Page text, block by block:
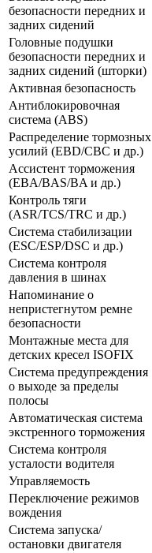
безопасности передних и
задних сидений
Головные подушки
безопасности передних и
задних сидений (шторки)
Активная безопасность
Антиблокировочная
система (ABS)
Распределение тормозных
усилий (EBD/CBC и др.)
Ассистент торможения
(EBA/BAS/BA и др.)
Контроль тяги
(ASR/TCS/TRC и др.)
Система стабилизации
(ESC/ESP/DSC и др.)
Система контроля
давления в шинах
Напоминание о
непристегнутом ремне
безопасности
Монтажные места для
детских кресел ISOFIX
Система предупреждения
о выходе за пределы
полосы
Автоматическая система
экстренного торможения
Система контроля
усталости водителя
Управляемость
Переключение режимов
вождения
Система запуска/
остановки двигателя